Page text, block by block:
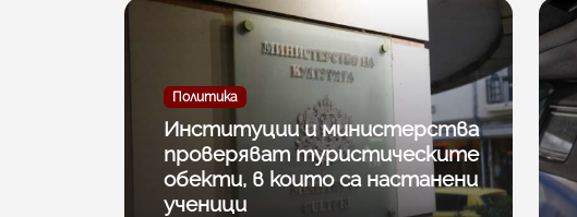
Политика
Институции и министерства
проверяват туристическите
обекти, в които са настанени
ученици